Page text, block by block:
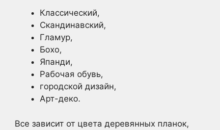
Классический,
Скандинавский,
Гламур,
Бохо,
Япанди,
Рабочая обувь,
городской дизайн,
Арт-деко.
Все зависит от цвета деревянных планок,